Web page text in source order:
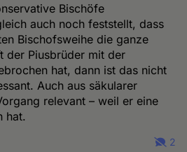
Bischöfe
auch noch feststellt, dass
Bischofsweihe die ganze
der Piusbrüder mit der
hat, dann ist das nicht
Auch aus säkularer
relevant – weil er eine
hat.
2